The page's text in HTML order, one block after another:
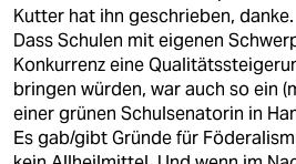
Kutter hat ihn geschrieben, danke.
Dass Schulen mit eigenen
Konkurrenz eine
bringen würden, war auch so ein
einer grünen Schulsenatorin in
Es gab/gibt Gründe für